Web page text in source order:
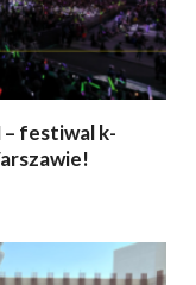
– festiwal k-